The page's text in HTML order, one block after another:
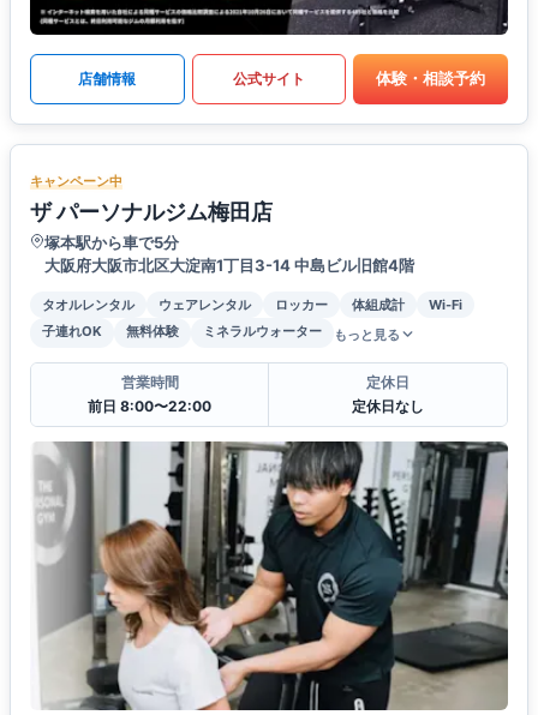
店舗情報 公式サイト 体験・相談予約
キャンペーン中
ザ パーソナルジム梅田店
塚本駅から車で5分
大阪府大阪市北区大淀南1丁目3-14 中島ビル旧館4階
タオルレンタル ウェアレンタル ロッカー 体組成計
Wi-Fi
子連れOK
無料体験 ミネラルウォーター もっと見る
営業時間
前日 8:00〜22:00
定休日
定休日なし